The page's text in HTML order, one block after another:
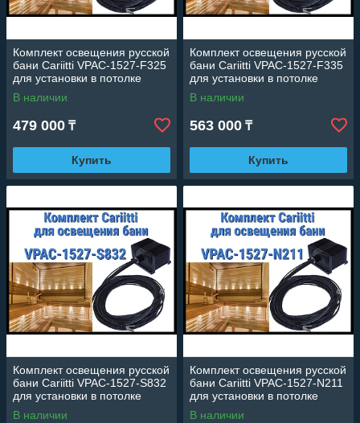
Комплект освещения русской
бани Cariitti VPAC-1527-F325
для установки в потолке
(Стекловолокно, 7 точек)
В наличии
479 000 ₸
Купить
Комплект освещения русской
бани Cariitti VPAC-1527-F335
для установки в потолке
(Стекловолокно, 7 точек)
В наличии
563 000 ₸
Купить
Комплект освещения русской
бани Cariitti VPAC-1527-S832
для установки в потолке
(Стекловолокно, 7+1 точка)
В наличии
Комплект освещения русской
бани Cariitti VPAC-1527-N211
для установки в потолке
(Стекловолокно, 10+1 точка)
В наличии